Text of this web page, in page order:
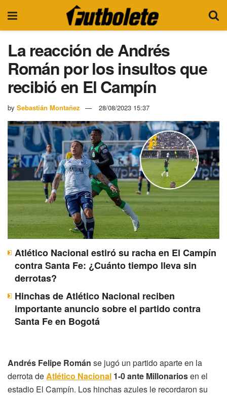
La reacción de Andrés
Román por los insultos que
recibió en El Campín
by Sebastián Montañez 28/08/2023 15:37
Atlético Nacional estiró su racha en El Campín
contra Santa Fe: ¿Cuánto tiempo lleva sin
derrotas?
Hinchas de Atlético Nacional reciben
importante anuncio sobre el partido contra
Santa Fe en Bogotá
Andrés Felipe Román se jugó un partido aparte en la
derrota deAtlético Nacional 1-0 ante Millonariosen el
estadio El Campín. Los hinchas azules le recordaron su